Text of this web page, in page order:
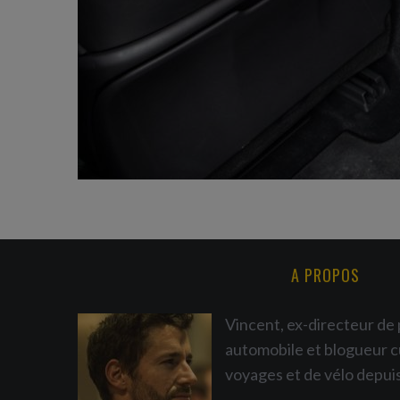
A PROPOS
Vincent, ex-directeur de
automobile et blogueur
voyages et de vélo